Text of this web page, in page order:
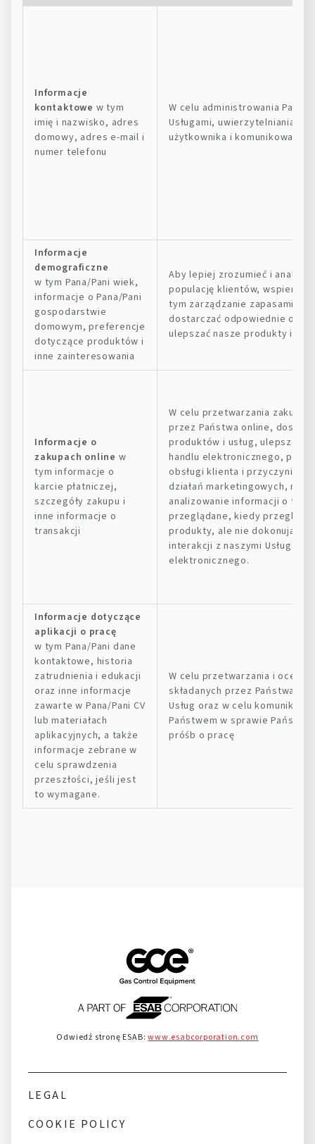
Informacje
kontaktowe w tym
imię i nazwisko, adres
domowy, adres e-mail i
numer telefonu
W celu administrowania
Usługami, uwierzytelniania
użytkownika i komunikowania
Informacje
demograficzne
w tym Pana/Pani wiek,
informacje o Pana/Pani
gospodarstwie
domowym, preferencje
dotyczące produktów i
inne zainteresowania
Aby lepiej zrozumieć i
populację klientów, wspierać
tym zarządzanie zapasami i
dostarczać odpowiednie
ulepszać nasze produkty i
Informacje o
zakupach online w
tym informacje o
karcie płatniczej,
szczegóły zakupu i
inne informacje o
transakcji
W celu przetwarzania
przez Państwa online,
produktów i usług,
handlu elektronicznego,
obsługi klienta i
działań marketingowych, na
analizowanie informacji o
przeglądane, kiedy
produkty, ale nie dokonują
interakcji z naszymi Usługami
elektronicznego.
Informacje dotyczące
aplikacji o pracę
w tym Pana/Pani dane
kontaktowe, historia
zatrudnienia i edukacji
oraz inne informacje
zawarte w Pana/Pani CV
lub materiałach
aplikacyjnych, a także
informacje zebrane w
celu sprawdzenia
przeszłości, jeśli jest
to wymagane.
W celu przetwarzania i oceny
składanych przez Państwa za
Usług oraz w celu
Państwem w sprawie
próśb o pracę
Odwiedź stronę ESAB: www.esabcorporation.com
LEGAL
COOKIE POLICY